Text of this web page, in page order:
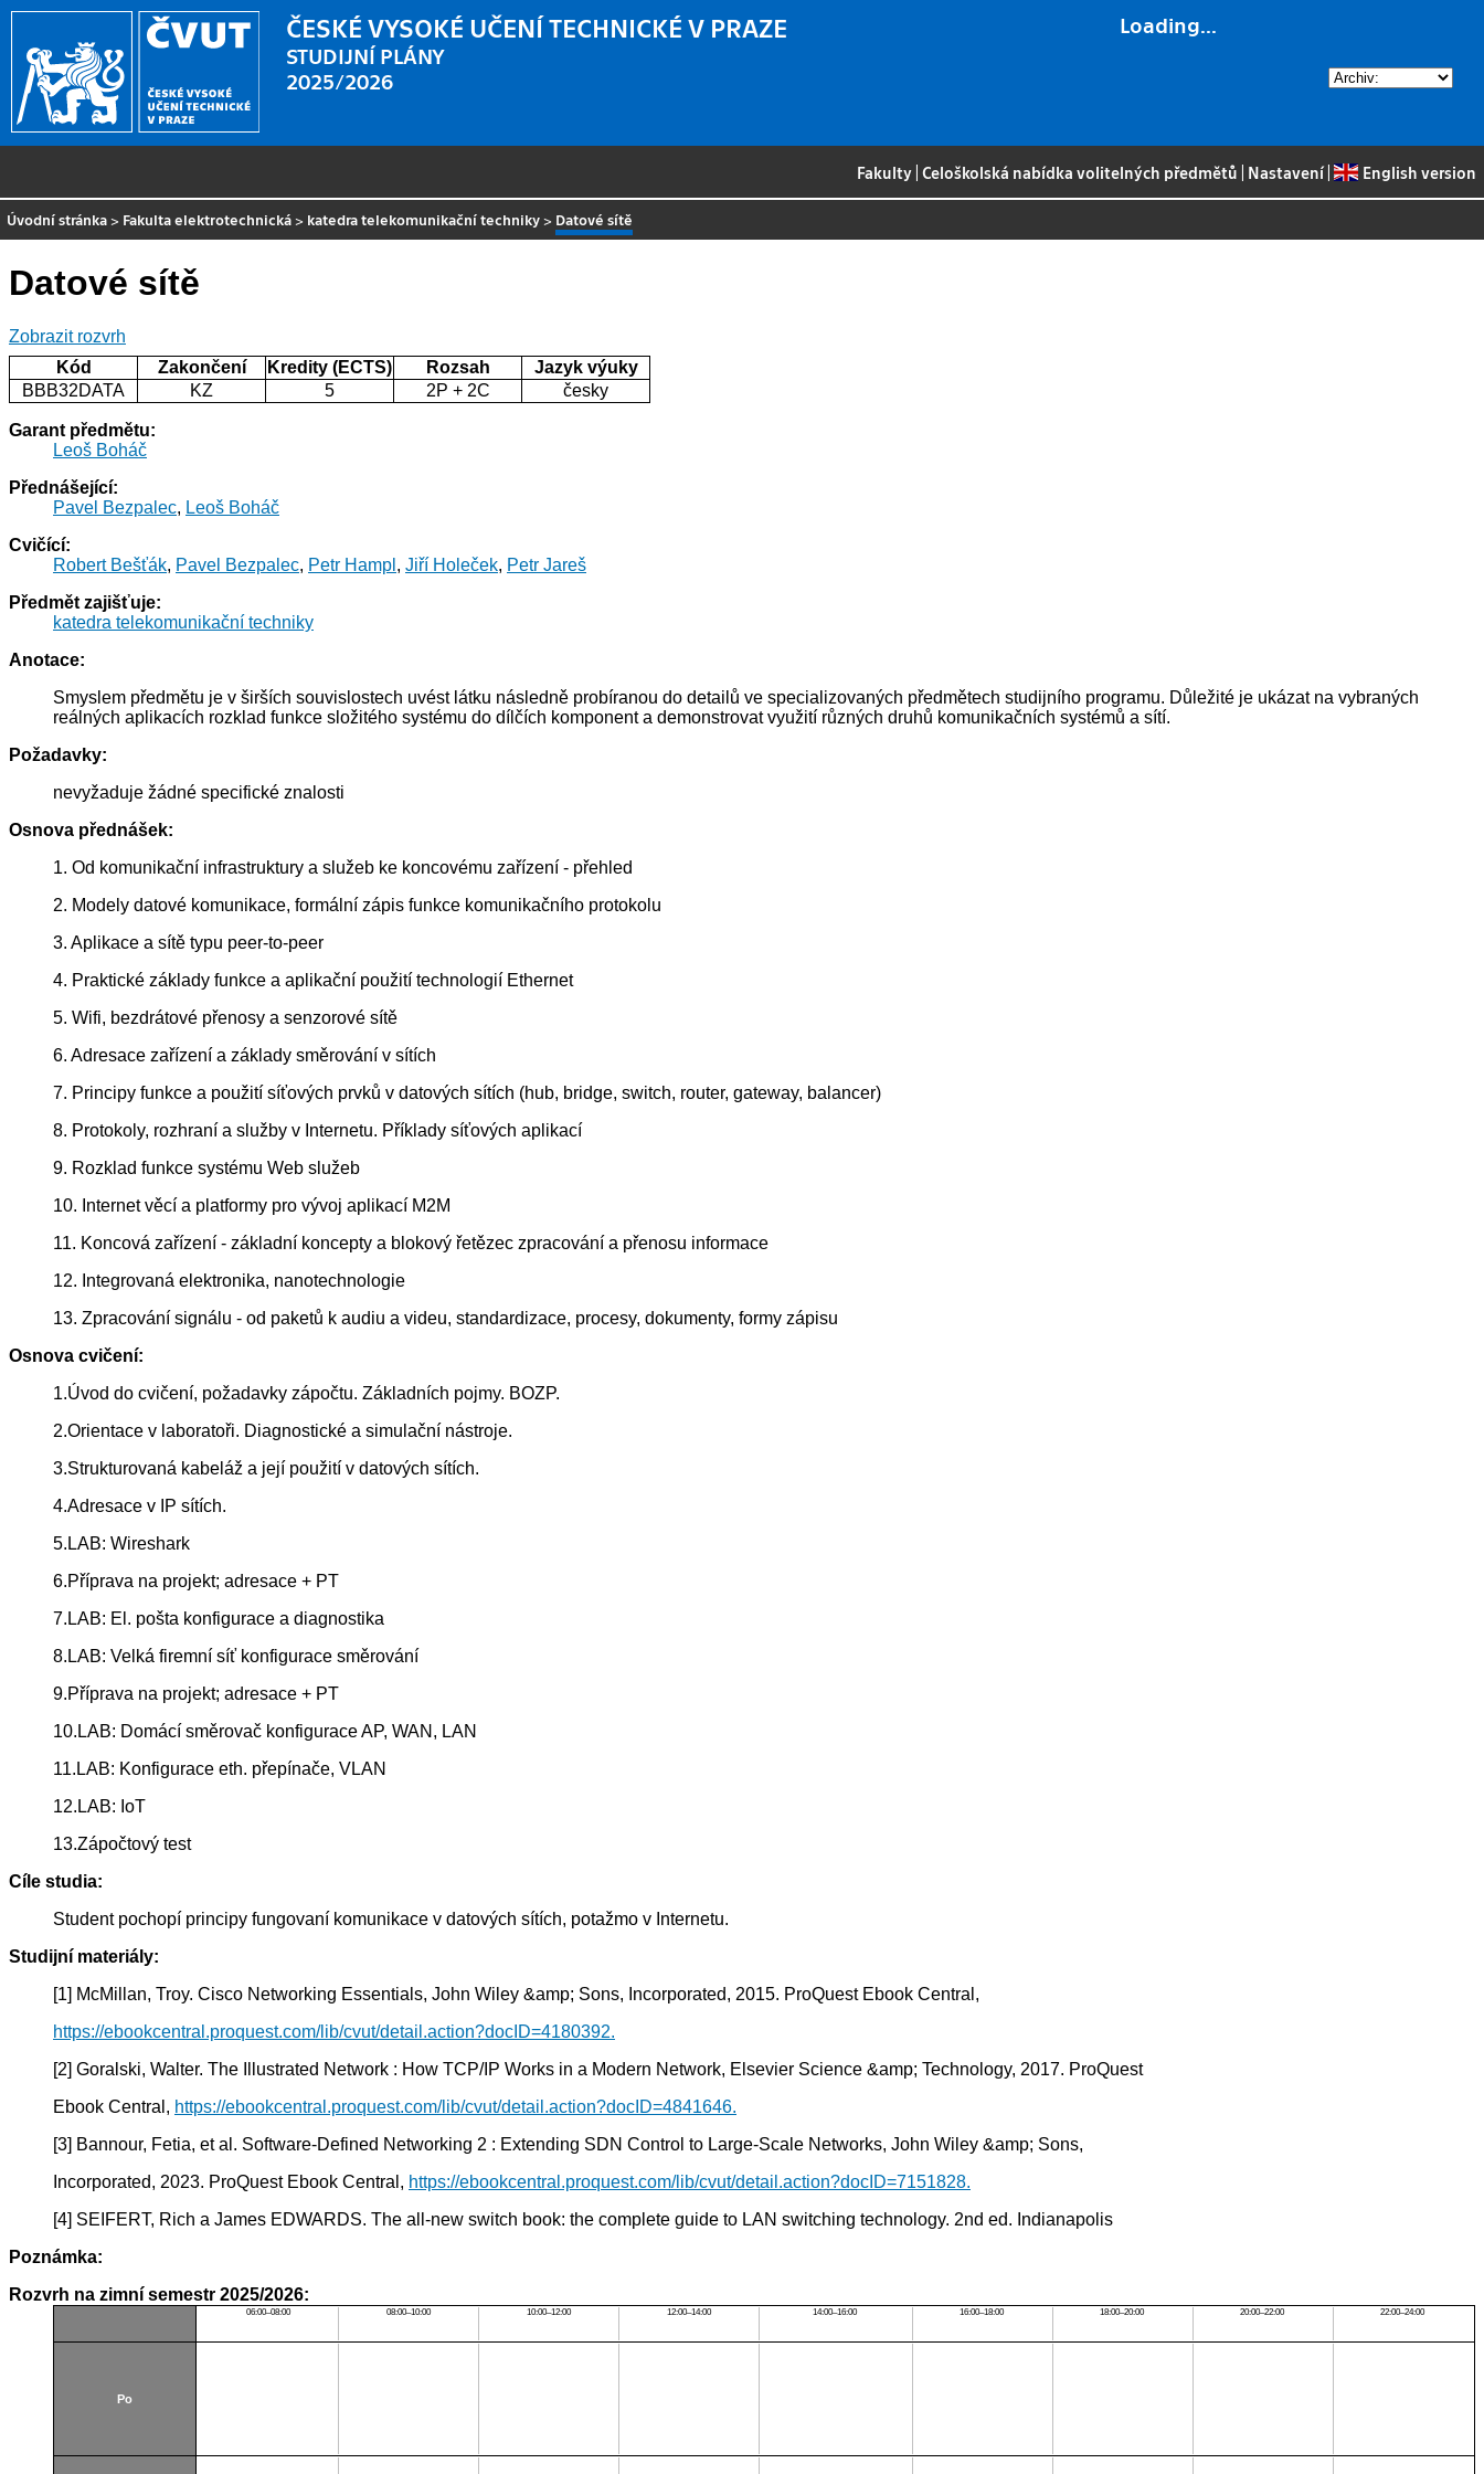
Loading...
ČESKÉ VYSOKÉ UČENÍ TECHNICKÉ V PRAZE
STUDIJNÍ PLÁNY
2025/2026
Fakulty |Celoškolská nabídka volitelných předmětů Nastavení| English version
Úvodní stránka > Fakulta elektrotechnická > katedra telekomunikační techniky > Datové sítě
Datové sítě
Zobrazit rozvrh
Kód
Zakončení Kredity (ECTS) Rozsah
Jazyk výuky
BBB32DATA
KZ 5 2P + 2C česky
Garant předmětu:
Leoš Boháč
Přednášející:
Pavel Bezpalec, Leoš Boháč
Cvičící:
Robert Bešťák, Pavel Bezpalec, Petr Hampl , Jiří Holeček, Petr Jareš
Předmět zajišťuje:
katedra telekomunikační techniky
Anotace:
Smyslem předmětu je v širších souvislostech uvést látku následně probíranou do detailů ve specializovaných předmětech studijního programu. Důležité je ukázat na vybraných
reálných aplikacích rozklad funkce složitého systému do dílčích komponent a demonstrovat využití různých druhů komunikačních systémů a sítí.
Požadavky:
nevyžaduje žádné specifické znalosti
Osnova přednášek:
1. Od komunikační infrastruktury a služeb ke koncovému zařízení - přehled
2. Modely datové komunikace, formální zápis funkce komunikačního protokolu
3. Aplikace a sítě typu peer-to-peer
4. Praktické základy funkce a aplikační použití technologií Ethernet
5. Wifi, bezdrátové přenosy a senzorové sítě
6. Adresace zařízení a základy směrování v sítích
7. Principy funkce a použití síťových prvků v datových sítích (hub, bridge, switch, router, gateway, balancer)
8. Protokoly, rozhraní a služby v Internetu. Příklady síťových aplikací
9. Rozklad funkce systému Web služeb
10. Internet věcí a platformy pro vývoj aplikací M2M
11. Koncová zařízení - základní koncepty a blokový řetězec zpracování a přenosu informace
12. Integrovaná elektronika, nanotechnologie
13. Zpracování signálu - od paketů k audiu a videu, standardizace, procesy, dokumenty, formy zápisu
Osnova cvičení:
1.Úvod do cvičení, požadavky zápočtu. Základních pojmy. BOZP.
2.Orientace v laboratoři. Diagnostické a simulační nástroje.
3.Strukturovaná kabeláž a její použití v datových sítích.
4.Adresace v IP sítích.
5.LAB: Wireshark
6.Příprava na projekt; adresace + PT
7.LAB: El. pošta konfigurace a diagnostika
8.LAB: Velká firemní síť konfigurace směrování
9.Příprava na projekt; adresace + PT
10.LAB: Domácí směrovač konfigurace AP, WAN, LAN
11.LAB: Konfigurace eth. přepínače, VLAN
12.LAB: IoT
13.Zápočtový test
Cíle studia:
Student pochopí principy fungovaní komunikace v datových sítích, potažmo v Internetu.
Studijní materiály:
[1] McMillan, Troy. Cisco Networking Essentials, John Wiley &amp; Sons, Incorporated, 2015. ProQuest Ebook Central,
https://ebookcentral.proquest.com/lib/cvut/detail.action?docID=4180392.
[2] Goralski, Walter. The Illustrated Network : How TCP/IP Works in a Modern Network, Elsevier Science &amp; Technology, 2017. ProQuest
Ebook Central, https://ebookcentral.proquest.com/lib/cvut/detail.action?docID=4841646.
[3] Bannour, Fetia, et al. Software-Defined Networking 2 : Extending SDN Control to Large-Scale Networks, John Wiley &amp; Sons,
Incorporated, 2023. ProQuest Ebook Central, https://ebookcentral.proquest.com/lib/cvut/detail.action?docID=7151828.
[4] SEIFERT, Rich a James EDWARDS. The all-new switch book: the complete guide to LAN switching technology. 2nd ed. Indianapolis
Poznámka:
Rozvrh na zimní semestr 2025/2026:
06:00–08:00 08:00–10:00 10:00–12:00 12:00–14:00 14:00–16:00 16:00–18:00 18:00–20:00 20:00–22:00 22:00–24:00
Po